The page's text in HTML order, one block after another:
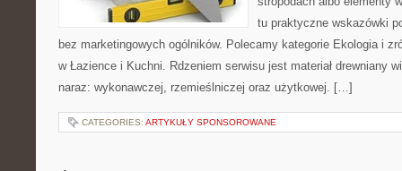
tu praktyczne wskazówki
bez marketingowych ogólników. Polecamy kategorie Ekologia i
w Łazience i Kuchni. Rdzeniem serwisu jest materiał drewniany
naraz: wykonawczej, rzemieślniczej oraz użytkowej. […]
CATEGORIES: ARTYKUŁY SPONSOROWANE